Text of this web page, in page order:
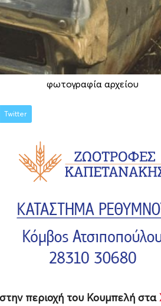
φωτογραφία αρχείου
Twitter
περιοχή του Κουμπελή στα